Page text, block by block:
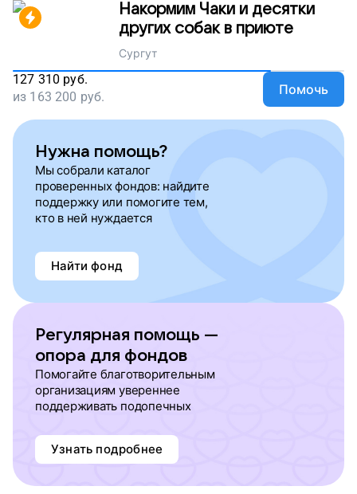
Накормим Чаки и десятки
других собак в приюте
Сургут
127 310 руб.
из 163 200 руб. Помочь
Нужна помощь?
Мы собрали каталог
проверенных фондов: найдите
поддержку или помогите тем,
кто в ней нуждается
Найти фонд
Регулярная помощь —
опора для фондов
Помогайте благотворительным
организациям увереннее
поддерживать подопечных
Узнать подробнее